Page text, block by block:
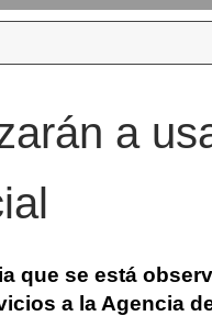
a
que se está
a la Agencia